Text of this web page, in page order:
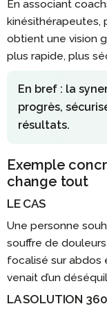
En associant
kinésithérapeutes,
obtient une vision
plus rapide, plus
En bref : la
progrès,
résultats.
Exemple
change tout
LE CAS
Une personne
souffre de
focalisé sur abdos
venait d’un
LA SOLUTION 360